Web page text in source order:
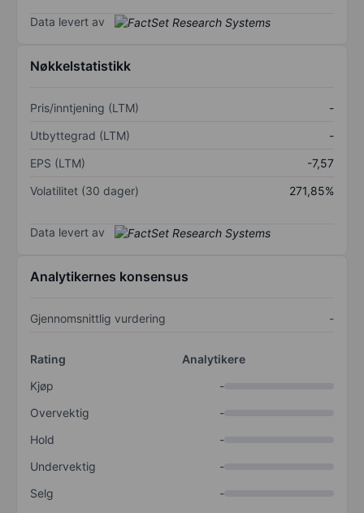
Data levert av
Nøkkelstatistikk
Pris/inntjening (LTM)
-
Utbyttegrad (LTM)
-
EPS (LTM)
-7,57
Volatilitet (30 dager)
271,85%
Data levert av
Analytikernes konsensus
Gjennomsnittlig vurdering -
Rating
Analytikere
Kjøp
-
Overvektig
-
Hold
-
Undervektig
-
Selg
-